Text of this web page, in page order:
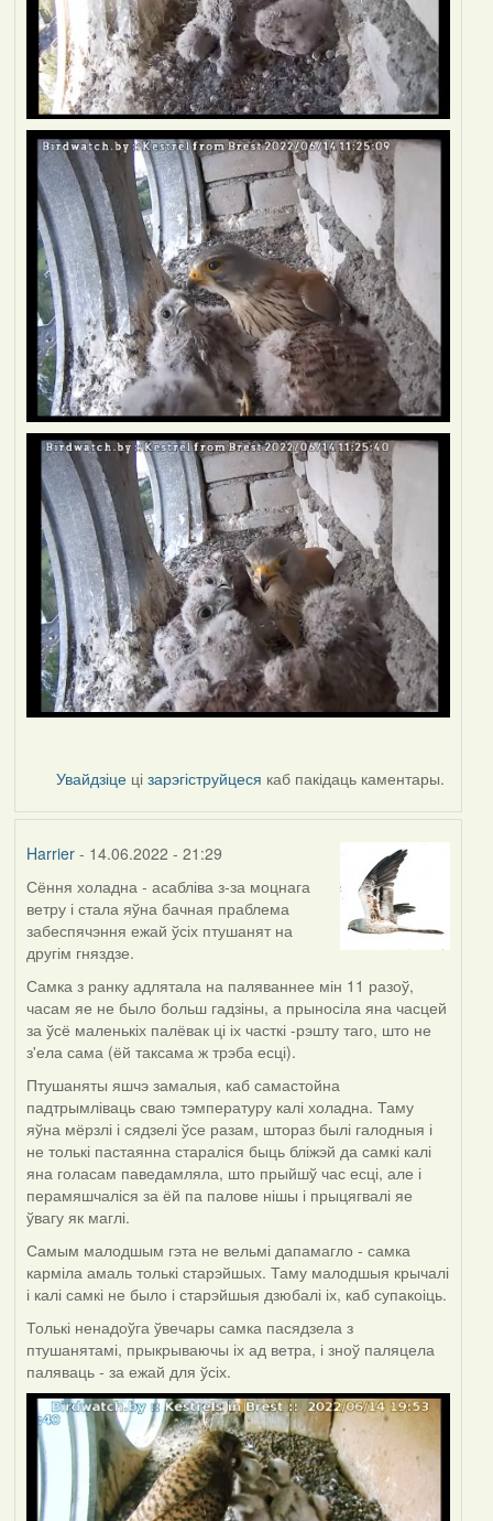
Увайдзіце цізарэгіструйцеся каб пакідаць каментары.
Harrier- 14.06.2022 - 21:29
Сёння холадна - асабліва з-за моцнага
ветру і стала яўна бачная праблема
забеспячэння ежай ўсіх птушанят на
другім гняздзе.
Самка з ранку адлятала на паляваннее мін 11 разоў,
часам яе не было больш гадзіны, а прыносіла яна часцей
за ўсё маленькіх палёвак ці іх часткі -рэшту таго, што не
з'ела сама (ёй таксама ж трэба есці).
Птушаняты яшчэ замалыя, каб самастойна
падтрымліваць сваю тэмпературу калі холадна. Таму
яўна мёрзлі і сядзелі ўсе разам, штораз былі галодныя і
не толькі пастаянна стараліся быць бліжэй да самкі калі
яна голасам паведамляла, што прыйшў час есці, але і
перамяшчаліся за ёй па палове нішы і прыцягвалі яе
ўвагу як маглі.
Самым малодшым гэта не вельмі дапамагло - самка
карміла амаль толькі старэйшых. Таму малодшыя крычалі
і калі самкі не было і старэйшыя дзюбалі іх, каб супакоіць.
Толькі ненадоўга ўвечары самка пасядзела з
птушанятамі, прыкрываючы іх ад ветра, і зноў паляцела
паляваць - за ежай для ўсіх.